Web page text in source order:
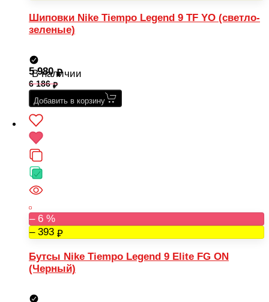
Шиповки Nike Tiempo Legend 9 TF YO (светло-
зеленые)
В наличии
5 980
6 186
Добавить в корзину
– 6 %
– 393
Бутсы Nike Tiempo Legend 9 Elite FG ON
(Черный)